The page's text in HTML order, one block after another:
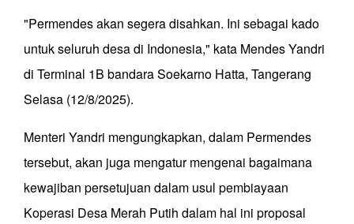
"Permendes akan segera disahkan. Ini sebagai kado
untuk seluruh desa di Indonesia," kata Mendes Yandri
di Terminal 1B bandara Soekarno Hatta, Tangerang
Selasa (12/8/2025).
Menteri Yandri mengungkapkan, dalam Permendes
tersebut, akan juga mengatur mengenai bagaimana
kewajiban persetujuan dalam usul pembiayaan
Koperasi Desa Merah Putih dalam hal ini proposal